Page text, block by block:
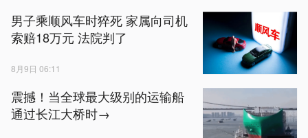
男子乘顺风车时猝死 家属向司机
索赔18万元 法院判了
8月9日 06:11
震撼！当全球最大级别的运输船
通过长江大桥时→